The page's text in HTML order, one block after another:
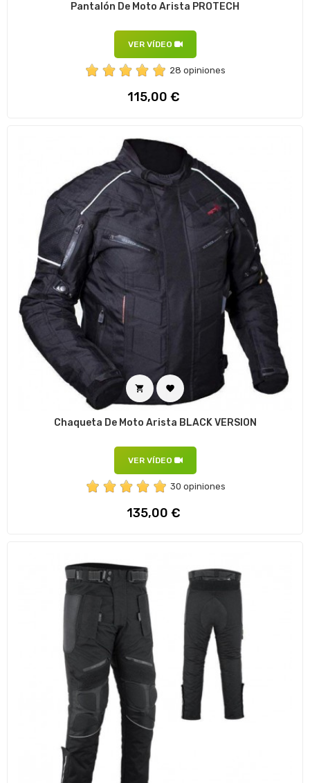
Pantalón De Moto Arista PROTECH
VER VÍDEO
28 opiniones
Precio
115,00 €
 
Chaqueta De Moto Arista BLACK VERSION
VER VÍDEO
30 opiniones
Precio
135,00 €